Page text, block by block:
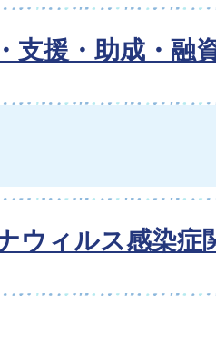
支援・助成・融
ウィルス感染症